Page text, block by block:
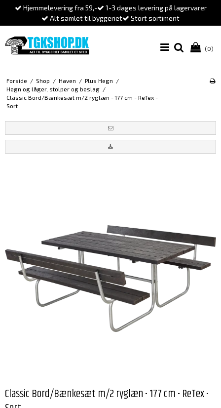
Hjemmelevering fra 59,-
1-3 dages levering på lagervarer
Alt samlet til byggeriet
Stort sortiment
(0)
Forside / Shop / Haven / Plus Hegn /
Hegn og låger, stolper og beslag /
Classic Bord/Bænkesæt m/2 ryglæn - 177 cm - ReTex -
Sort
Classic Bord/Bænkesæt m/2 ryglæn - 177 cm - ReTex -